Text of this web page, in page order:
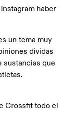
haber
un tema muy
dividas
sustancias que
Crossfit todo el